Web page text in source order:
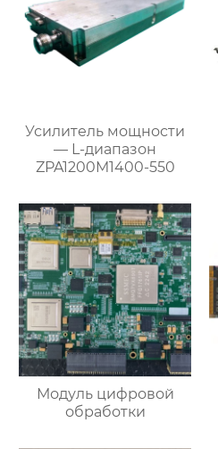
Усилитель мощности
— L-диапазон
ZPA1200M1400-550
Модуль цифровой
обработки